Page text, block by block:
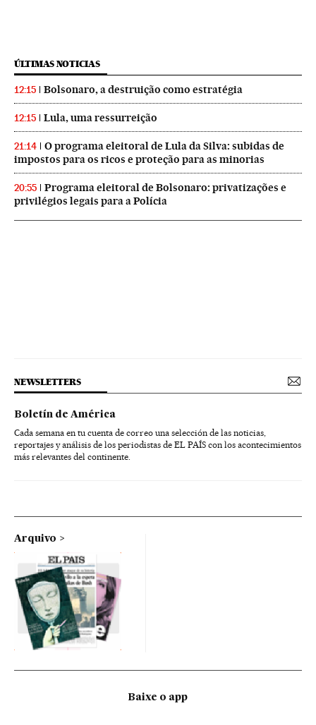
ÚLTIMAS NOTICIAS
12:15 Bolsonaro, a destruição como estratégia
12:15 Lula, uma ressurreição
21:14
O programa eleitoral de Lula da Silva: subidas de
impostos para os ricos e proteção para as minorias
20:55
Programa eleitoral de Bolsonaro: privatizações e
privilégios legais para a Polícia
NEWSLETTERS
Boletín de América
Cada semana en tu cuenta de correo una selección de las noticias,
reportajes y análisis de los periodistas de EL PAÍS con los acontecimientos
más relevantes del continente.
Arquivo
Baixe o app